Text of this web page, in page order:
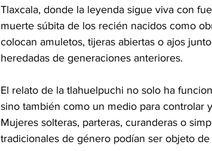
Tlaxcala, donde la leyenda sigue viva con
muerte súbita de los recién nacidos como
colocan amuletos, tijeras abiertas o ajos
heredadas de generaciones anteriores.
El relato de la tlahuelpuchi no solo ha
sino también como un medio para controlar
Mujeres solteras, parteras, curanderas o
tradicionales de género podían ser objeto de